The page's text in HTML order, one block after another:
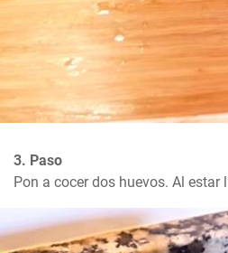
3. Paso
Pon a cocer dos huevos. Al estar